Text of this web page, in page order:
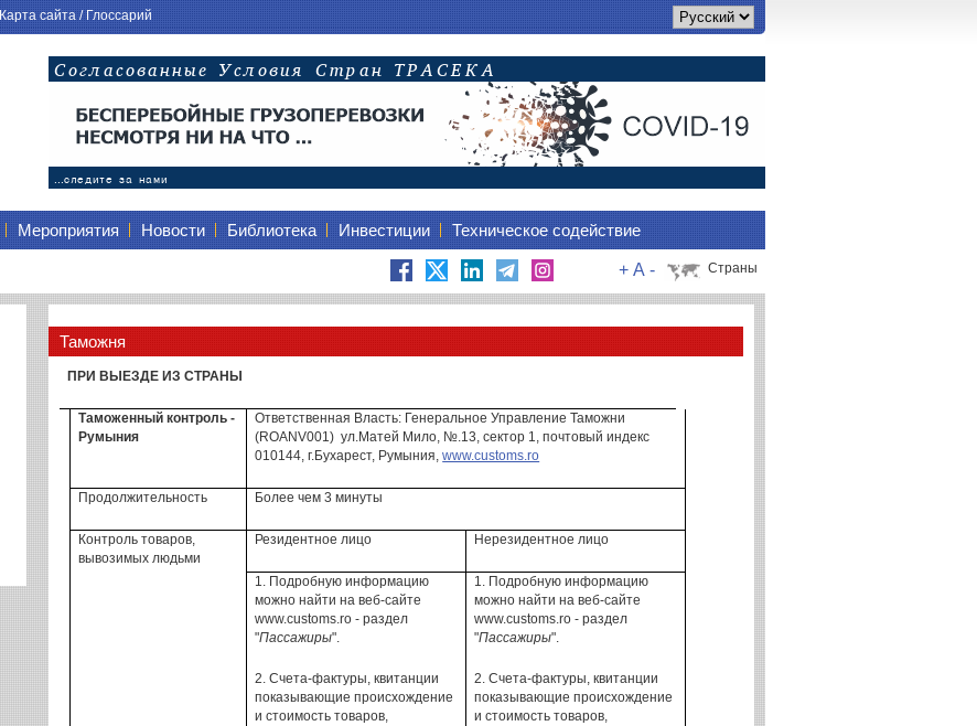
Карта сайта/Глоссарий
Мероприятия Новости Библиотека Инвестиции Техническое содействие
Страны
+ A -
Таможня
ПРИ ВЫЕЗДЕ ИЗ СТРАНЫ
Таможенный контроль -
Румыния
Ответственная Власть: Генеральное Управление Таможни
(ROANV001) ул.Матей Мило, №.13, сектор 1, почтовый индекс
010144, г.Бухарест, Румыния, www.customs.ro
Продолжительность Более чем 3 минуты
Контроль товаров,
вывозимых людьми
Резидентное лицо Нерезидентное лицо
1. Подробную информацию
можно найти на веб-сайте
www.customs.ro - раздел
"Пассажиры".
2.Счета-фактуры, квитанции
показывающие происхождение
и стоимость товаров,
1. Подробную информацию
можно найти на веб-сайте
www.customs.ro - раздел
"Пассажиры".
2.Счета-фактуры, квитанции
показывающие происхождение
и стоимость товаров,